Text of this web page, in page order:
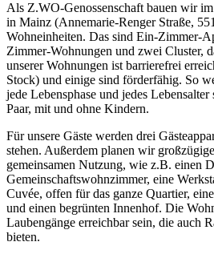
Als Z.WO-Genossenschaft bauen wir
in Mainz (Annemarie-Renger Straße,
Wohneinheiten. Das sind Ein-Zimmer-
Zimmer-Wohnungen und zwei Cluster,
unserer Wohnungen ist barrierefrei
Stock) und einige sind förderfähig. So
jede Lebensphase und jedes
Paar, mit und ohne Kindern.
Für unsere Gäste werden drei
stehen. Außerdem planen wir
gemeinsamen Nutzung, wie z.B. einen
Gemeinschaftswohnzimmer, eine
Cuvée, offen für das ganze Quartier,
und einen begrünten Innenhof. Die
Laubengänge erreichbar sein, die auch
bieten.